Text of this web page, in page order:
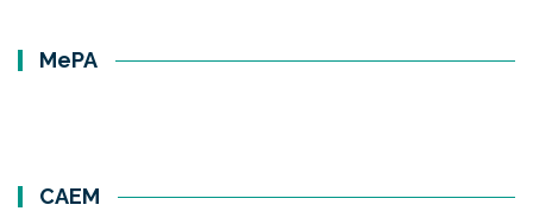
MePA
CAEM